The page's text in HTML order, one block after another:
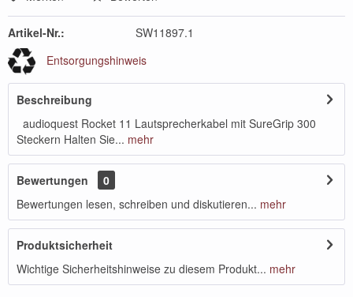
Artikel-Nr.:
SW11897.1
Entsorgungshinweis
Beschreibung
audioquest Rocket 11 Lautsprecherkabel mit SureGrip 300
Steckern Halten Sie... mehr
Bewertungen
0
Bewertungen lesen, schreiben und diskutieren... mehr
Produktsicherheit
Wichtige Sicherheitshinweise zu diesem Produkt... mehr